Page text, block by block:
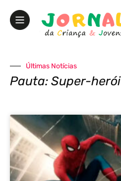
Últimas Notícias
Pauta: Super-herói